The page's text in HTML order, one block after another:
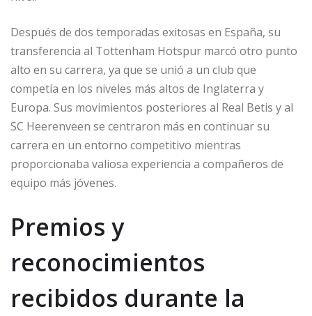
Después de dos temporadas exitosas en España, su
transferencia al Tottenham Hotspur marcó otro punto
alto en su carrera, ya que se unió a un club que
competía en los niveles más altos de Inglaterra y
Europa. Sus movimientos posteriores al Real Betis y al
SC Heerenveen se centraron más en continuar su
carrera en un entorno competitivo mientras
proporcionaba valiosa experiencia a compañeros de
equipo más jóvenes.
Premios y
reconocimientos
recibidos durante la